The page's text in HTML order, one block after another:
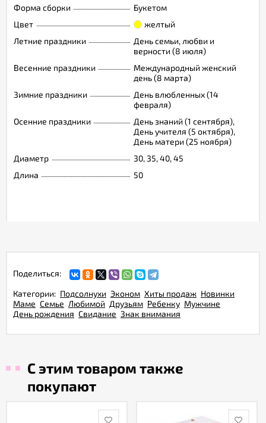
Форма сборки
Букетом
Цвет
желтый
Летние праздники
День семьи, любви и
верности (8 июля)
Весенние праздники
Международный женский
день (8 марта)
Зимние праздники
День влюбленных (14
февраля)
Осенние праздники
День знаний (1 сентября),
День учителя (5 октября),
День матери (25 ноября)
Диаметр
30, 35, 40, 45
Длина
50
Поделиться:
Категории: Подсолнухи Эконом Хиты продаж Новинки
Маме Семье Любимой Друзьям Ребенку Мужчине
День рождения Свидание Знак внимания
С этим товаром также
покупают